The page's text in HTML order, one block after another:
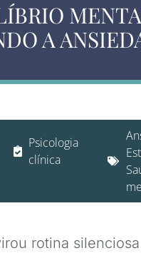
A
Psicologia
clínica
rotina